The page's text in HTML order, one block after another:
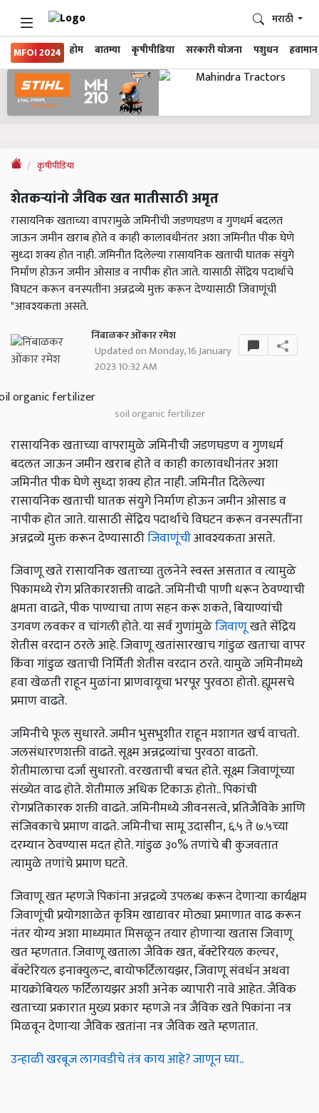
MFOI 2024 होम बातम्या कृषीपीडिया सरकारी योजना पशुधन हवामान
मराठी
कृषीपीडिया
शेतकऱ्यांनो जैविक खत मातीसाठी अमृत
रासायनिक खताच्या वापरामुळे जमिनीची जडणघडण व गुणधर्म बदलत
जाऊन जमीन खराब होते व काही कालावधीनंतर अशा जमिनीत पीक घेणे
सुध्दा शक्य होत नाही. जमिनीत दिलेल्या रासायनिक खताची घातक संयुगे
निर्माण होऊन जमीन ओसाड व नापीक होत जाते. यासाठी सेंद्रिय पदार्थाचे
विघटन करून वनस्पतींना अन्नद्रव्ये मुक्त करून देण्यासाठी जिवाणूंची
"आवश्यकता असते.
निंबाळकर ओंकार रमेश
Updated on Monday, 16 January
2023 10:32 AM
soil organic fertilizer
रासायनिक खताच्या वापरामुळे जमिनीची जडणघडण व गुणधर्म
बदलत जाऊन जमीन खराब होते व काही कालावधीनंतर अशा
जमिनीत पीक घेणे सुध्दा शक्य होत नाही. जमिनीत दिलेल्या
रासायनिक खताची घातक संयुगे निर्माण होऊन जमीन ओसाड व
नापीक होत जाते. यासाठी सेंद्रिय पदार्थाचे विघटन करून वनस्पतींना
अन्नद्रव्ये मुक्त करून देण्यासाठीजिवाणूंचीआवश्यकता असते.
जिवाणू खते रासायनिक खताच्या तुलनेने स्वस्त असतात व त्यामुळे
पिकामध्ये रोग प्रतिकारशक्ती वाढते. जमिनीची पाणी धरून ठेवण्याची
क्षमता वाढते, पीक पाण्याचा ताण सहन करू शकते, बियाण्यांची
उगवण लवकर व चांगली होते. या सर्व गुणांमुळेजिवाणूखते सेंद्रिय
शेतीस वरदान ठरले आहे. जिवाणू खतांसारखाच गांडुळ खताचा वापर
किंवा गांडुळ खताची निर्मिती शेतीस वरदान ठरते. यामुळे जमिनीमध्ये
हवा खेळती राहून मुळांना प्राणवायूचा भरपूर पुरवठा होतो. ह्यूमसचे
प्रमाण वाढते.
जमिनीचे फूल सुधारते. जमीन भुसभुशीत राहून मशागत खर्च वाचतो.
जलसंधारणशक्ती वाढते. सूक्ष्म अन्नद्रव्यांचा पुरवठा वाढतो.
शेतीमालाचा दर्जा सुधारतो. वरखताची बचत होते. सूक्ष्म जिवाणूंच्या
संख्येत वाढ होते. शेतीमाल अधिक टिकाऊ होतो.. पिकांची
रोगप्रतिकारक शक्ती वाढते. जमिनीमध्ये जीवनसत्वे, प्रतिजैविके आणि
संजिवकाचे प्रमाण वाढते. जमिनीचा सामू उदासीन, ६.५ ते ७.५च्या
दरम्यान ठेवण्यास मदत होते. गांडुळ ३०% तणांचे बी कुजवतात
त्यामुळे तणांचे प्रमाण घटते.
जिवाणू खत म्हणजे पिकांना अन्नद्रव्ये उपलब्ध करून देणाऱ्या कार्यक्षम
जिवाणूंची प्रयोगशाळेत कृत्रिम खाद्यावर मोठ्या प्रमाणात वाढ करून
नंतर योग्य अशा माध्यमात मिसळून तयार होणाऱ्या खतास जिवाणू
खत म्हणतात. जिवाणू खताला जैविक खत, बॅक्टेरियल कल्चर,
बॅक्टेरियल इनाक्युलन्ट, बायोफर्टिलायझर, जिवाणू संवर्धन अथवा
मायक्रोबियल फर्टिलायझर अशी अनेक व्यापारी नावे आहेत. जैविक
खताच्या प्रकारात मुख्य प्रकार म्हणजे नत्र जैविक खते पिकांना नत्र
मिळवून देणाऱ्या जैविक खतांना नत्र जैविक खते म्हणतात.
उन्हाळी खरबूज लागवडीचे तंत्र काय आहे? जाणून घ्या..